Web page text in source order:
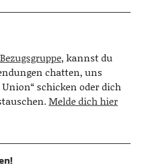
, kannst du
chatten, uns
schicken oder dich
Melde dich hier